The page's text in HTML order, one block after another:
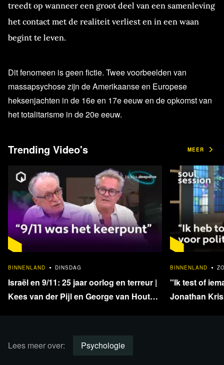
treedt op wanneer een groot deel van een samenleving
het contact met de realiteit verliest en in een waan
begint te leven.
Dit fenomeen is geen fictie. Twee voorbeelden van
massapsychose zijn de Amerikaanse en Europese
heksenjachten in de 16e en 17e eeuw en de opkomst van
het totalitarisme in de 20e eeuw.
massapsychose: wat is het? Hoe begint? Is het eerder
gebeurd? Ervaren we er nu een? En zo ja, hoe kunnen de
stadia van een massapsychose worden omgekeerd?
De video die we je serveren is door ons Nederlands
ondertiteld en komt van het kanaal van '
Academy of Ideas',
nu opnieuw geïllustreerd door 'After Skool
'. De kunstenaar
die de prachtige tekeningen maakt heet Mark Wooding en
Trending Video's MEER
BINNENLAND
DINSDAG
Israël en 9/11: 25 jaar oorlog en terreur |
Kees van der Pijl en George van Houts -
BINNENLAND
''Ik test of
Jonathan
Lees meer over: Psychologie